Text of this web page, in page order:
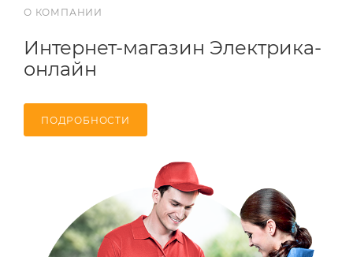
О КОМПАНИИ
Интернет-магазин Электрика-
онлайн
ПОДРОБНОСТИ